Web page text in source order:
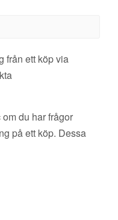
från ett köp via
du har frågor
på ett köp. Dessa